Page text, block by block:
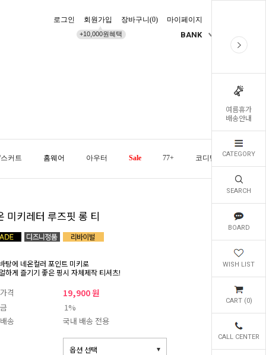
여름휴가
배송안내
CATEGORY
SEARCH
BOARD
WISH LIST
CART (0)
CALL CENTER
로그인 회원가입
+10,000원혜택
장바구니(0) 마이페이지
BANK
커트 홈웨어 아우터 Sale 77+ 코디템 오늘발송
미키레터 루즈핏 롱 티
탕에 네온컬러 포인트 미키로
하게 즐기기 좋은 핑시 자체제작 티셔츠!
격 19,900 원
1%
송
국내 배송 전용